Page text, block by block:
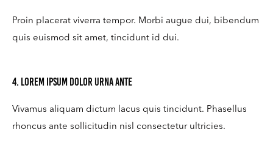
Proin placerat viverra tempor. Morbi augue dui, bibendum
quis euismod sit amet, tincidunt id dui.
4. Lorem ipsum dolor urna ante
Vivamus aliquam dictum lacus quis tincidunt. Phasellus
rhoncus ante sollicitudin nisl consectetur ultricies.